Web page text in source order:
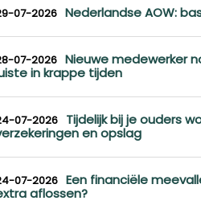
07-2026 Nederlandse AOW:
07-2026 Nieuwe medewerker
in krappe tijden
07-2026 Tijdelijk bij je ouders
en opslag
07-2026 Een financiële
aflossen?